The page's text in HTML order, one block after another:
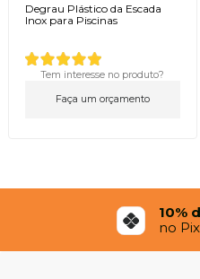
Degrau Plástico da Escada
Inox para Piscinas
Tem interesse no produto?
Faça um orçamento
10%
no Pix